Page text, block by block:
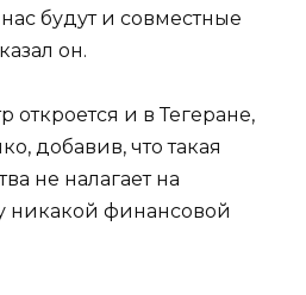
будут и совместные
он.
откроется и в Тегеране,
добавив, что такая
не налагает на
никакой финансовой